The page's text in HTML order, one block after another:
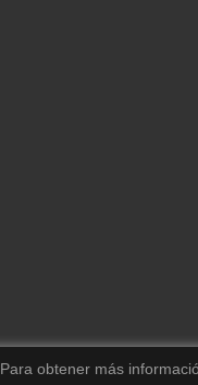
Para obtener más